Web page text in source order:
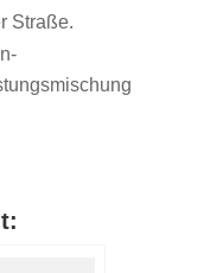
Straße.